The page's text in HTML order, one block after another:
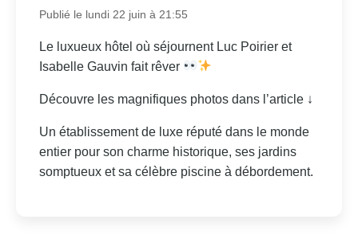
Publié le lundi 22 juin à 21:55
Le luxueux hôtel où séjournent Luc Poirier et
Isabelle Gauvin fait rêver
Découvre les magnifiques photos dans l’article ↓
Un établissement de luxe réputé dans le monde
entier pour son charme historique, ses jardins
somptueux et sa célèbre piscine à débordement.